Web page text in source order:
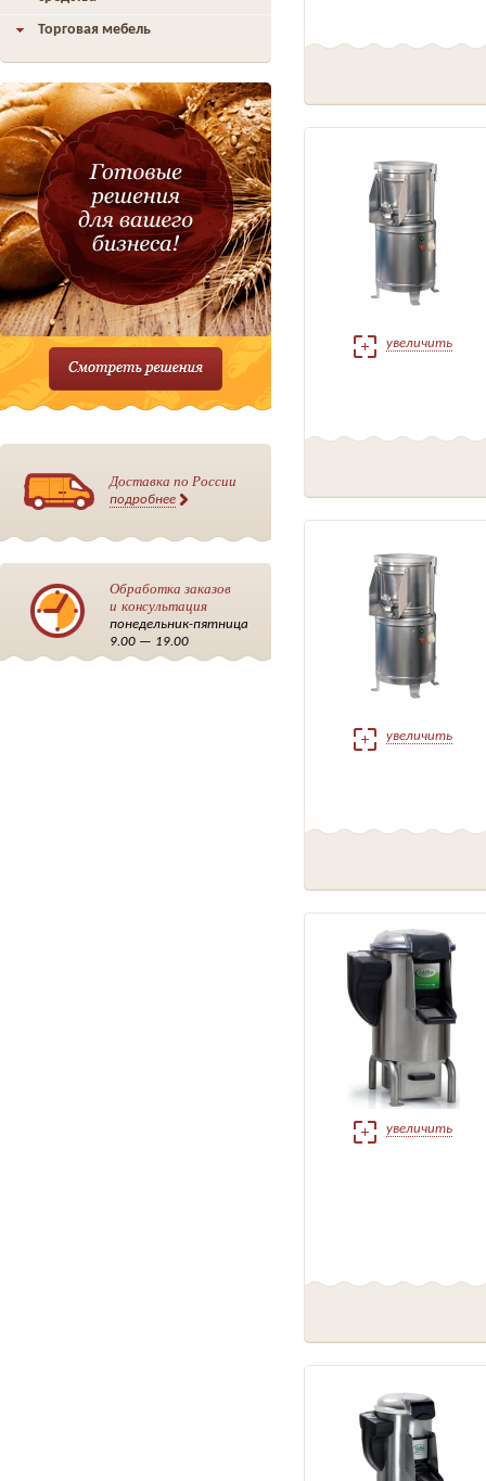
увеличить
увеличить
увеличить
Торговая мебель
Доставка по России
подробнее
Обработка заказов
и консультация
понедельник-пятница
9.00 — 19.00